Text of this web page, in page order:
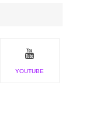
YOUTUBE